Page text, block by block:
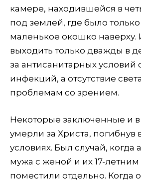
камере, находившейся в
под землей, где было
маленькое окошко
выходить только дважды в
за антисанитарных условий
инфекций, а отсутствие
проблемам со зрением.
Некоторые заключенные и
умерли за Христа, погибнув
условиях. Был случай, когда
мужа с женой и их 17-
поместили отдельно. Когда